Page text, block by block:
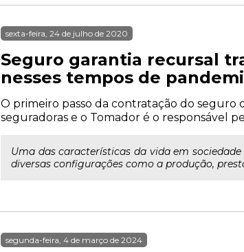
sexta-feira, 24 de julho de 2020
Seguro garantia recursal
nesses tempos de
O primeiro passo da contratação do seguro
seguradoras e o Tomador é o responsável
Uma das características da vida em
diversas configurações como a produção,
segunda-feira, 4 de março de 2024